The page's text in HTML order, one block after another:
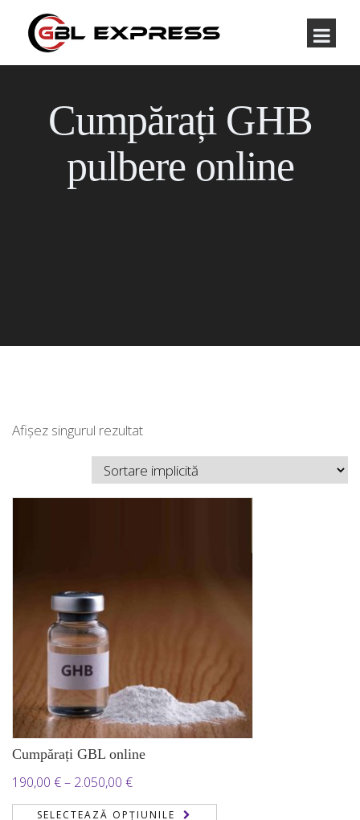
Cumpărați GHB
pulbere online
Afișez singurul rezultat
Cumpărați GBL online
190,00 €– 2.050,00 €Interval
de
SELECTEAZĂ OPȚIUNILE